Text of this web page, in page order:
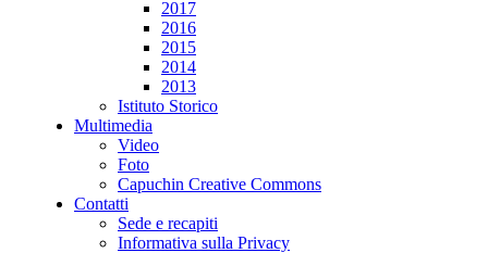
2017
2016
2015
2014
2013
Istituto Storico
Multimedia
Video
Foto
Capuchin Creative Commons
Contatti
Sede e recapiti
Informativa sulla Privacy